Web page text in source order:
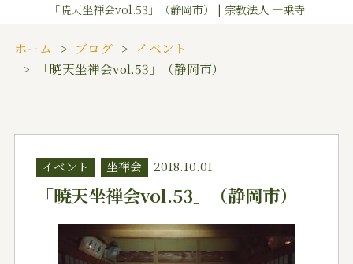
「暁天坐禅会vol.53」（静岡市） | 宗教法人 一乗寺
ホーム ブログ
イベント
「暁天坐禅会vol.53」（静岡市）
イベント 坐禅会 2018.10.01
「暁天坐禅会vol.53」（静岡市）